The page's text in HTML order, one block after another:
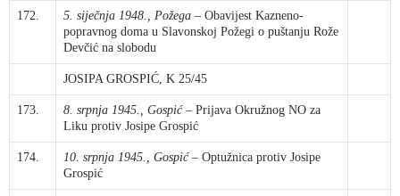
172. 5. siječnja 1948., Požega – Obavijest Kazneno-
popravnog doma u Slavonskoj Požegi o puštanju Rože
Devčić na slobodu
JOSIPA GROSPIĆ, K 25/45
173. 8. srpnja 1945., Gospić – Prijava Okružnog NO za
Liku protiv Josipe Grospić
174. 10. srpnja 1945., Gospić – Optužnica protiv Josipe
Grospić